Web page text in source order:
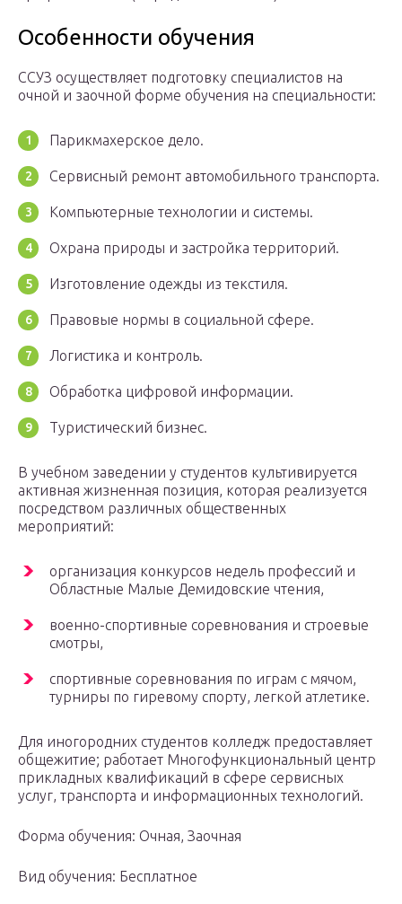
Особенности обучения
ССУЗ осуществляет подготовку специалистов на
очной и заочной форме обучения на специальности:
Парикмахерское дело.
Сервисный ремонт автомобильного транспорта.
Компьютерные технологии и системы.
Охрана природы и застройка территорий.
Изготовление одежды из текстиля.
Правовые нормы в социальной сфере.
Логистика и контроль.
Обработка цифровой информации.
Туристический бизнес.
В учебном заведении у студентов культивируется
активная жизненная позиция, которая реализуется
посредством различных общественных
мероприятий:
организация конкурсов недель профессий и
Областные Малые Демидовские чтения,
военно-спортивные соревнования и строевые
смотры,
спортивные соревнования по играм с мячом,
турниры по гиревому спорту, легкой атлетике.
Для иногородних студентов колледж предоставляет
общежитие; работает Многофункциональный центр
прикладных квалификаций в сфере сервисных
услуг, транспорта и информационных технологий.
Форма обучения: Очная, Заочная
Вид обучения: Бесплатное